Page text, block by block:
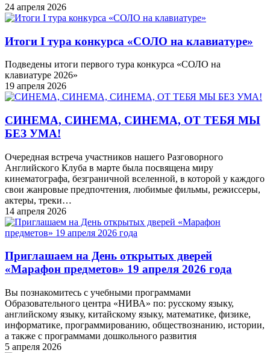
24 апреля 2026
Итоги I тура конкурса «СОЛО на клавиатуре»
Подведены итоги первого тура конкурса «СОЛО на
клавиатуре 2026»
19 апреля 2026
СИНЕМА, СИНЕМА, СИНЕМА, ОТ ТЕБЯ МЫ
БЕЗ УМА!
Очередная встреча участников нашего Разговорного
Английского Клуба в марте была посвящена миру
кинематографа, безграничной вселенной, в которой у каждого
свои жанровые предпочтения, любимые фильмы, режиссеры,
актеры, треки…
14 апреля 2026
Приглашаем на День открытых дверей
«Марафон предметов» 19 апреля 2026 года
Вы познакомитесь с учебными программами
Образовательного центра «НИВА» по: русскому языку,
английскому языку, китайскому языку, математике, физике,
информатике, программированию, обществознанию, истории,
а также с программами дошкольного развития
5 апреля 2026